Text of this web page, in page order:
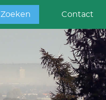
Contact